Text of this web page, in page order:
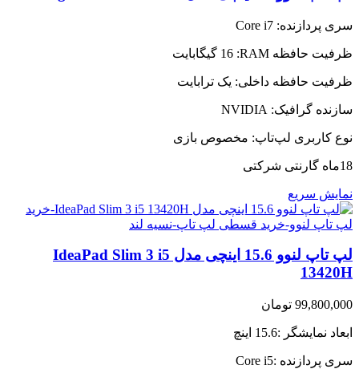
سری پردازنده:
ظرفیت حافظه RAM:
ظرفیت حافظه داخلی: یک ترابایت
سازنده گرافیک:
نوع کاربری لپ‌تاپ: مخصوص بازی
18ماه گارنتی شرکتی
نمایش سریع
لپ تاپ لنوو 15.6 اینچی مدل IdeaPad Slim 3 i5
13420H
99,800,000 تومان
ابعاد نمایشگر :15.6 اینچ
سری پردازنده :Core i5